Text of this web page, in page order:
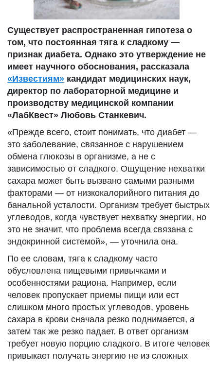
Существует распространенная гипотеза о
том, что постоянная тяга к сладкому —
признак диабета. Однако это утверждение не
имеет научного обоснования, рассказала
«Известиям» кандидат медицинских наук,
директор по лабораторной медицине и
производству медицинской компании
«ЛабКвест» Любовь Станкевич.
«Прежде всего, стоит понимать, что диабет —
это заболевание, связанное с нарушением
обмена глюкозы в организме, а не с
зависимостью от сладкого. Ощущение нехватки
сахара может быть вызвано самыми разными
факторами — от низкокалорийного питания до
банальной усталости. Организм требует быстрых
углеводов, когда чувствует нехватку энергии, но
это не значит, что проблема всегда связана с
эндокринной системой», — уточнила она.
По ее словам, тяга к сладкому часто
обусловлена пищевыми привычками и
особенностями рациона. Например, если
человек пропускает приемы пищи или ест
слишком много простых углеводов, уровень
сахара в крови сначала резко поднимается, а
затем так же резко падает. В ответ организм
требует новую порцию сладкого. В итоге человек
привыкает получать энергию не из сложных